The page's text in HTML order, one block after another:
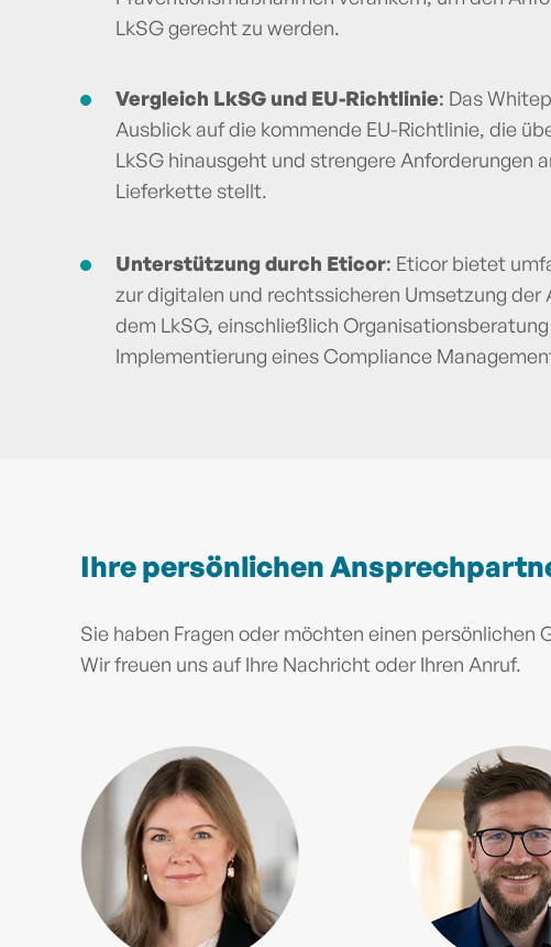
LkSG gerecht zu werden​.
Vergleich LkSG und EU-Richtlinie: Das
Ausblick auf die kommende EU-Richtlinie, die
LkSG hinausgeht und strengere Anforderungen
Lieferkette stellt.
Unterstützung durch Eticor: Eticor bietet
zur digitalen und rechtssicheren Umsetzung der
dem LkSG, einschließlich
Implementierung eines Compliance
Ihre persönlichen
Sie haben Fragen oder möchten einen persönlichen
Wir freuen uns auf Ihre Nachricht oder Ihren Anruf.